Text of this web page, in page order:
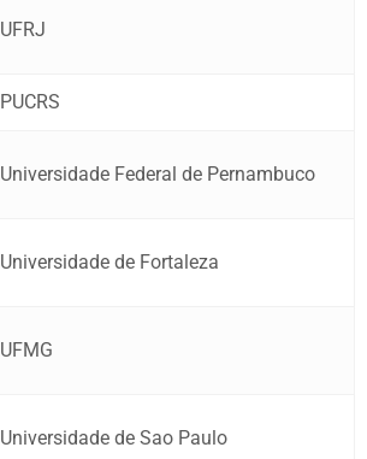
UFRJ
PUCRS
Universidade Federal de Pernambuco
Universidade de Fortaleza
UFMG
Universidade de Sao Paulo